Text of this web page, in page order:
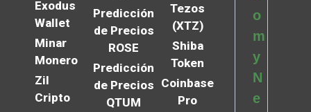
Exodus
Wallet
Minar
Monero
Zil
Cripto
Predicción
de Precios
ROSE
Predicción
de Precios
QTUM
Tezos
(XTZ)
Shiba
Token
Coinbase
Pro
o
m
y
N
e